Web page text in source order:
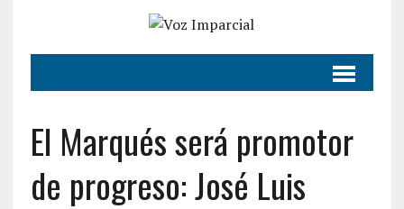
El Marqués será promotor
de progreso: José Luis